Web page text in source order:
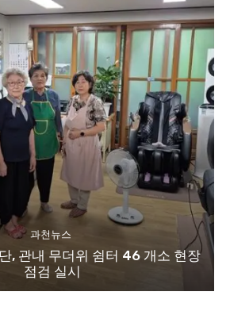
과천뉴스
, 관내 무더위 쉼터 46 개소 현장
점검 실시